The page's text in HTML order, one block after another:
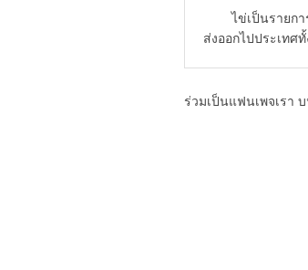
ไข่เป็นรายก
ส่งออกไปประเทศทั้
ร่วมเป็นแฟนเพจเรา